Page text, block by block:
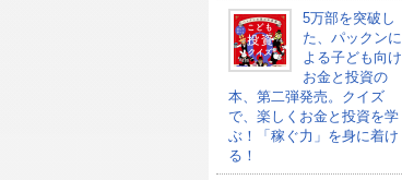
5万部を突破し
た、パックンに
よる子ども向け
お金と投資の
本、第二弾発売。クイズ
で、楽しくお金と投資を学
ぶ！「稼ぐ力」を身に着け
る！